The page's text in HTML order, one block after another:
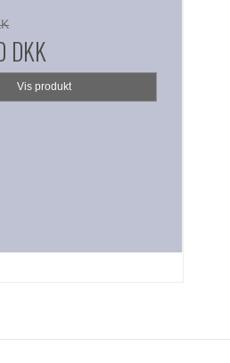
DKK
Vis produkt